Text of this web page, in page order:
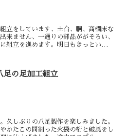
立をしています、土台、胴、高欄床な
来ません、一通りの部品ががそろい、
組立を進めます。明日もきっといい日
足の足加工組立
久しぶりの八足製作を楽しみました。
かたこの間割った火袋の桁と破風をし